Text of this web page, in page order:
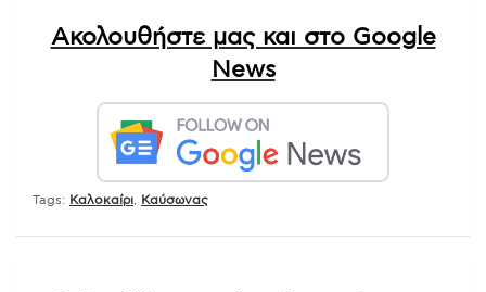
Ακολουθήστε μας και στο Google
News
Tags: Καλοκαίρι Καύσωνας